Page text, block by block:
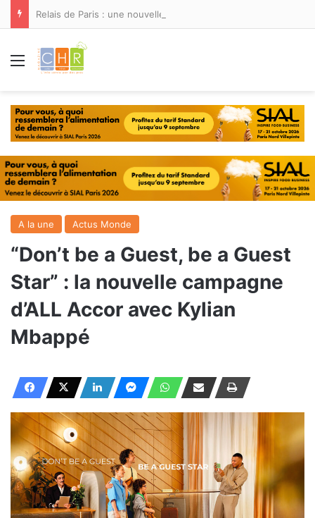
Menu
A la une Actus Monde
“Don’t be a Guest, be a Guest
Star” : la nouvelle campagne
d’ALL Accor avec Kylian
Mbappé